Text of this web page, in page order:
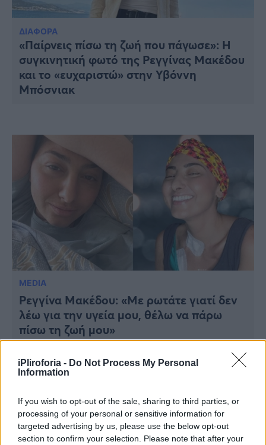
iPliroforia - Do Not Process My Personal
Information
If you wish to opt-out of the sale, sharing to third parties, or
processing of your personal or sensitive information for
targeted advertising by us, please use the below opt-out
section to confirm your selection. Please note that after your
Υγεία
Γυναίκα
Καιρός
Viral
Κουζίνα
Ζώδια
Pet
ΔΙΑΦΟΡΑ
«Παίρνεις πίσω τη ζωή που πάγωσε»: Η
συγκινητική φωτό της Ρεγγίνας Μακέδου
και το «ευχαριστώ» στην Υβόννη
Μπόσνιακ
MEDIA
Ρεγγίνα Μακέδου: «Με ρωτάτε γιατί δεν
λέω για την υγεία μου, θέλω να πάρω
πίσω τη ζωή μου»